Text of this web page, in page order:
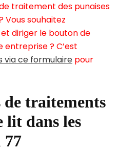
traitement des punaises
souhaitez
diriger le bouton de
? C’est
via ce formulaire pour
de traitements
lit dans les
77